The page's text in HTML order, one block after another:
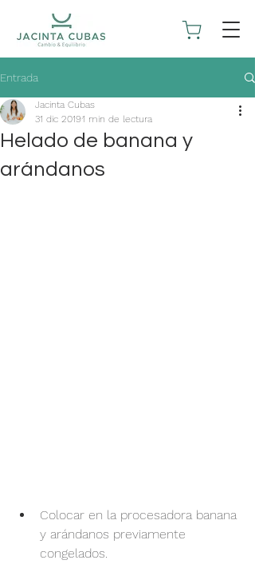
Entrada
Helado de banana y
arándanos
Jacinta Cubas
31 dic 20191 min de lectura
Colocar en la procesadora banana
y arándanos previamente
congelados.